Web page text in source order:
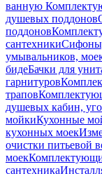
ванную
душевых поддонов
поддонов
сантехники
умывальников,
бидеБачки для
гарнитуров
трапов
душевых кабин,
мойкиКухонные
кухонных моек
очистки питьевой
моек
сантехника